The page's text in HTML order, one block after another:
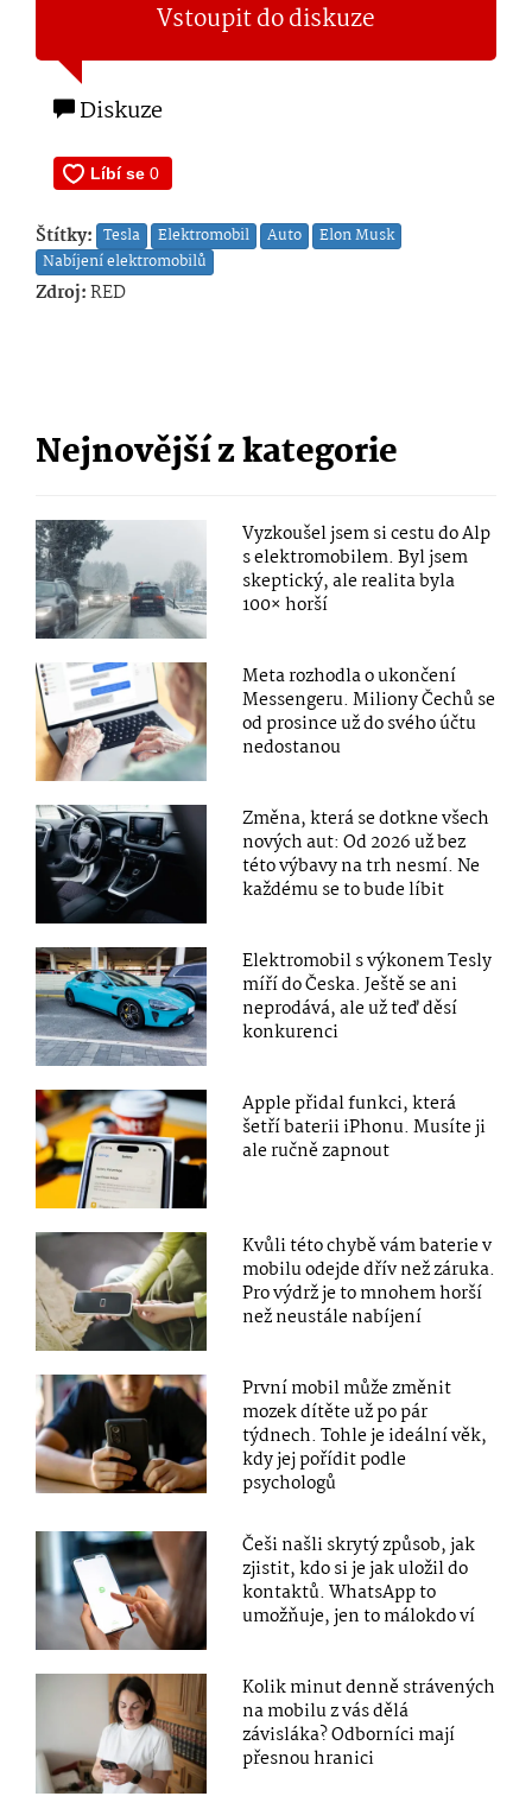
Vstoupit do diskuze
Diskuze
Štítky: Tesla Elektromobil Auto
Elon Musk
Nabíjení elektromobilů
Zdroj:RED
Nejnovější z kategorie
Vyzkoušel jsem si cestu do Alp
s elektromobilem. Byl jsem
skeptický, ale realita byla
100× horší
Meta rozhodla o ukončení
Messengeru. Miliony Čechů se
od prosince už do svého účtu
nedostanou
Změna, která se dotkne všech
nových aut: Od 2026 už bez
této výbavy na trh nesmí. Ne
každému se to bude líbit
Elektromobil s výkonem Tesly
míří do Česka. Ještě se ani
neprodává, ale už teď děsí
konkurenci
Apple přidal funkci, která
šetří baterii iPhonu. Musíte ji
ale ručně zapnout
Kvůli této chybě vám baterie v
mobilu odejde dřív než záruka.
Pro výdrž je to mnohem horší
než neustále nabíjení
První mobil může změnit
mozek dítěte už po pár
týdnech. Tohle je ideální věk,
kdy jej pořídit podle
psychologů
Češi našli skrytý způsob, jak
zjistit, kdo si je jak uložil do
kontaktů. WhatsApp to
umožňuje, jen to málokdo ví
Kolik minut denně strávených
na mobilu z vás dělá
závisláka? Odborníci mají
přesnou hranici